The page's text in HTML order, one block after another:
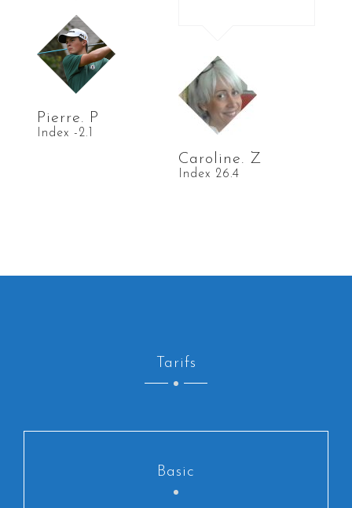
Pierre. P
Index -2.1
Caroline. Z
Index 26.4
Tarifs
Basic